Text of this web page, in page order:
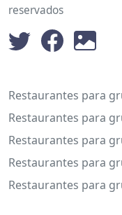
reservados
Restaurantes para
Restaurantes para
Restaurantes para
Restaurantes para
Restaurantes para